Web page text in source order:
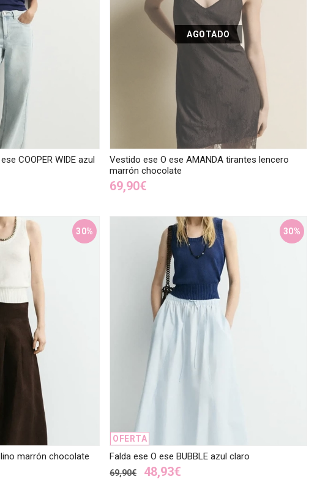
COOPER WIDE azul
AGOTADO
Vestido ese O ese AMANDA tirantes lencero
marrón chocolate
69,90€
30%
marrón chocolate
30%
OFERTA
Falda ese O ese BUBBLE azul claro
69,90€ 48,93€